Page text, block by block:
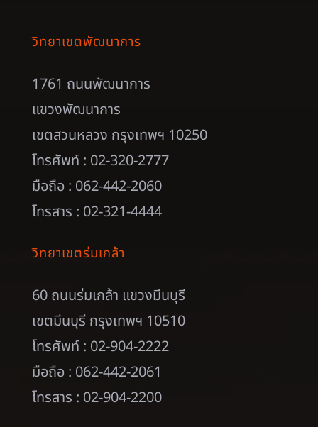
วิทยาเขตพัฒนาการ
1761 ถนนพัฒนาการ
แขวงพัฒนาการ
เขตสวนหลวง กรุงเทพฯ 10250
โทรศัพท์ : 02-320-2777
มือถือ : 062-442-2060
โทรสาร : 02-321-4444
วิทยาเขตร่มเกล้า
60 ถนนร่มเกล้า แขวงมีนบุรี
เขตมีนบุรี กรุงเทพฯ 10510
โทรศัพท์ : 02-904-2222
มือถือ : 062-442-2061
โทรสาร : 02-904-2200